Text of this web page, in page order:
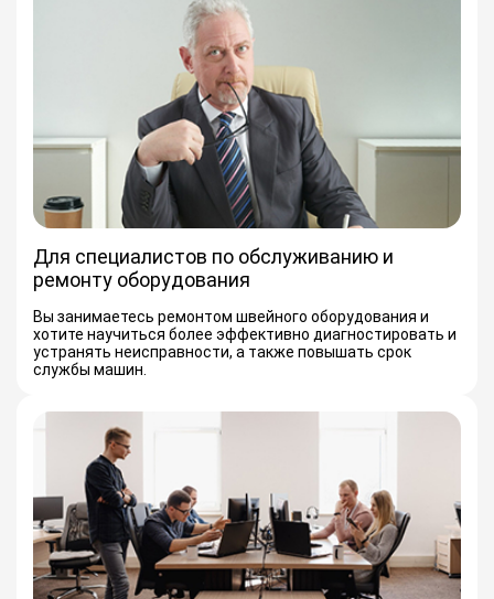
Для специалистов по обслуживанию и
ремонту оборудования
Вы занимаетесь ремонтом швейного оборудования и
хотите научиться более эффективно диагностировать и
устранять неисправности, а также повышать срок
службы машин.